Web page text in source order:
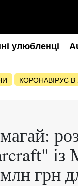
улюбленці
КОРОНАВІРУС В
із
грн